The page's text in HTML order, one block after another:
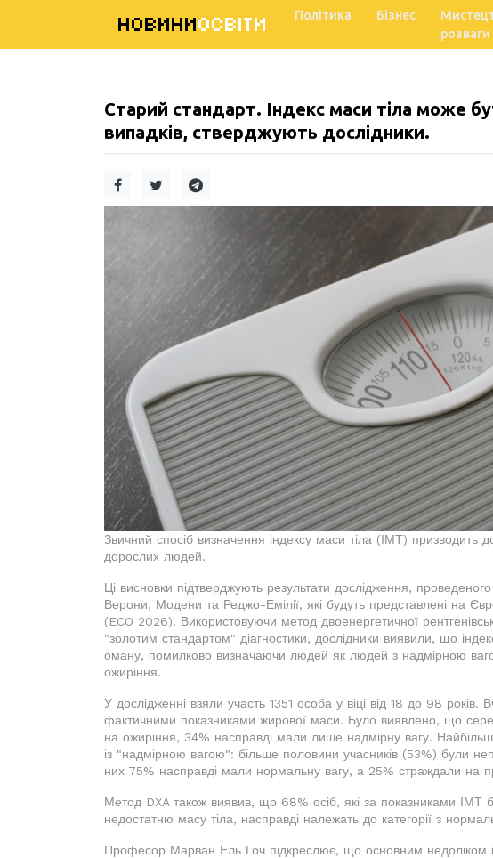
НОВИНИОСВІТИ Політика Бізнес
розваги
Старий стандарт. Індекс маси тіла може
випадків, стверджують дослідники.
Звичний спосіб визначення індексу маси тіла (ІМТ) призводить
дорослих людей.
Ці висновки підтверджують результати дослідження, проведеного
Верони, Модени та Реджо-Емілії, які будуть представлені на
(ECO 2026). Використовуючи метод двоенергетичної
"золотим стандартом" діагностики, дослідники виявили, що
оману, помилково визначаючи людей як людей з надмірною
ожиріння.
У дослідженні взяли участь 1351 особа у віці від 18 до 98 років.
фактичними показниками жирової маси. Було виявлено, що
на ожиріння, 34% насправді мали лише надмірну вагу.
із "надмірною вагою": більше половини учасників (53%) були
них 75% насправді мали нормальну вагу, а 25% страждали на
Метод DXA також виявив, що 68% осіб, які за показниками ІМТ
недостатню масу тіла, насправді належать до категорії з
Професор Марван Ель Гоч підкреслює, що основним недоліком